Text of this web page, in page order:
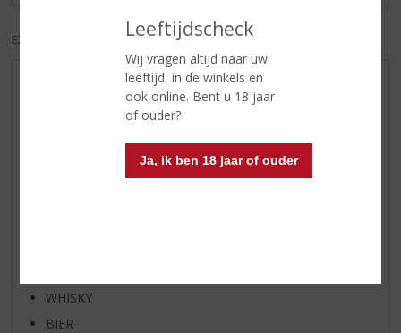
Leeftijdscheck
Wij vragen altijd naar uw
leeftijd, in de winkels en
ook online. Bent u 18 jaar
of ouder?
Ja, ik ben 18 jaar of ouder
EXCL. BTW INCL. BTW
AANBIEDINGEN
WIJN VAN DE MAAND
WHISKY VAN DE MAAND
RUM VAN DE MAAND
WHISKY
BIER